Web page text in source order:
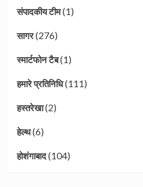
संपादकीय टीम(1)
सागर(276)
स्मार्टफोन टैब(1)
हमारे प्रतिनिधि(111)
हस्तरेखा(2)
हेल्थ(6)
होशंगाबाद(104)